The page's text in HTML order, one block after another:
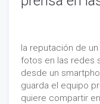
la reputación de
fotos en las redes
desde un
guarda el equipo
quiere compartir